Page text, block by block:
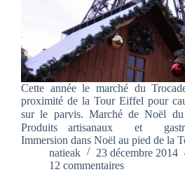
Cette année le marché du
proximité de la Tour Eiffel pour
sur le parvis. Marché de Noël
Produits artisanaux et
Immersion dans Noël au pied de la
natieak
23 décembre 2014
12 commentaires